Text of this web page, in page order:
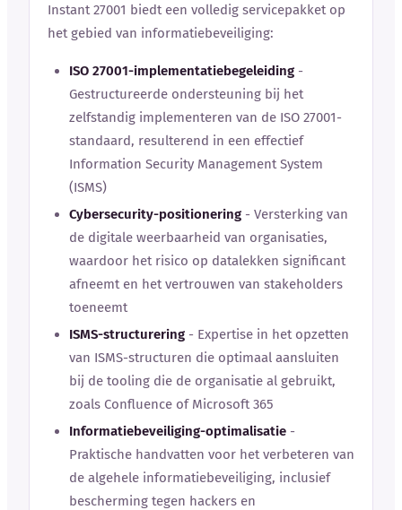
Instant 27001 biedt een volledig servicepakket op
het gebied van informatiebeveiliging:
ISO 27001-implementatiebegeleiding -
Gestructureerde ondersteuning bij het
zelfstandig implementeren van de ISO 27001-
standaard, resulterend in een effectief
Information Security Management System
(ISMS)
Cybersecurity-positionering - Versterking van
de digitale weerbaarheid van organisaties,
waardoor het risico op datalekken significant
afneemt en het vertrouwen van stakeholders
toeneemt
ISMS-structurering - Expertise in het opzetten
van ISMS-structuren die optimaal aansluiten
bij de tooling die de organisatie al gebruikt,
zoals Confluence of Microsoft 365
Informatiebeveiliging-optimalisatie -
Praktische handvatten voor het verbeteren van
de algehele informatiebeveiliging, inclusief
bescherming tegen hackers en